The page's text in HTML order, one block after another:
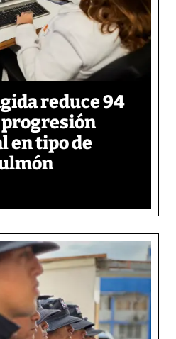
reduce 94
progresión
en tipo de